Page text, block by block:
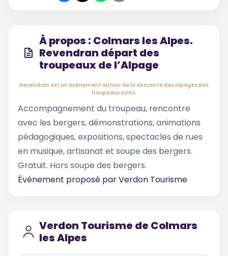
À propos : Colmars les Alpes.
Revendran départ des
troupeaux de l’Alpage
Revendran est un évènement autour de la descente des alpages des
troupeaux ovins.
Accompagnement du troupeau, rencontre
avec les bergers, démonstrations, animations
pédagogiques, expositions, spectacles de rues
en musique, artisanat et soupe des bergers.
Gratuit. Hors soupe des bergers.
Événement proposé parVerdon Tourisme
Verdon Tourisme de Colmars
les Alpes